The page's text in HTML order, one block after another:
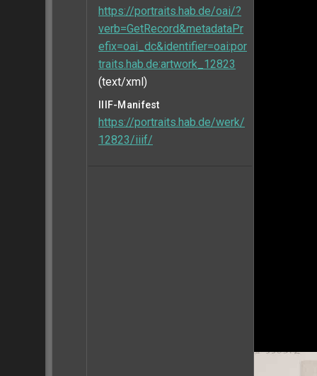
https://portraits.hab.de/oai/?
verb=GetRecord&metadataPr
efix=oai_dc&identifier=oai:por
traits.hab.de:artwork_12823
(text/xml)
IIIF-Manifest
https://portraits.hab.de/werk/
12823/iiif/